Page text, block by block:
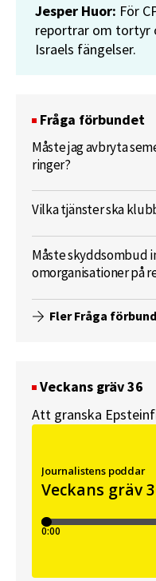
Jesper Huor: För
reportrar om tortyr
Israels fängelser.
Fråga förbundet
Måste jag avbryta
ringer?
Vilka tjänster ska
Måste skyddsombud
omorganisationer på
Fler Fråga
Veckans gräv 36
Att granska